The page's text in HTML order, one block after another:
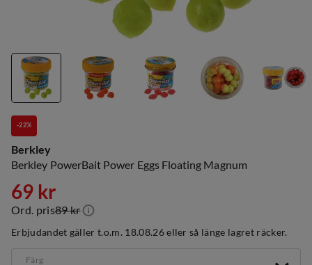
-22%
Berkley
Berkley PowerBait Power Eggs Floating Magnum
discounted
price
69 kr
original
price
Ord. pris89 kr
Erbjudandet gäller t.o.m. 18.08.26 eller så länge lagret räcker.
Färg